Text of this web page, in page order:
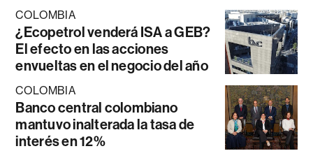
COLOMBIA
¿Ecopetrol venderá ISA a GEB?
El efecto en las acciones
envueltas en el negocio del año
COLOMBIA
Banco central colombiano
mantuvo inalterada la tasa de
interés en 12%